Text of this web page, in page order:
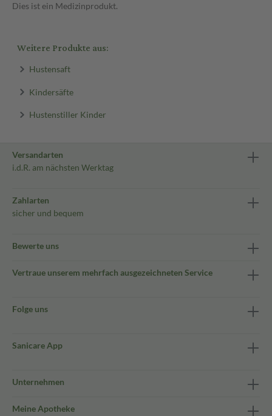
Dies ist ein Medizinprodukt.
Weitere Produkte aus:
Hustensaft
Kindersäfte
Hustenstiller Kinder
Versandarten
i.d.R. am nächsten Werktag
Zahlarten
sicher und bequem
Bewerte uns
Vertraue unserem mehrfach ausgezeichneten Service
Folge uns
Sanicare App
Unternehmen
Meine Apotheke